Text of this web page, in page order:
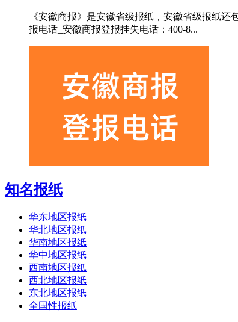
《安徽商报》是安徽省级报纸，安徽省级报纸
报电话_安徽商报登报挂失电话：400-8...
知名报纸
华东地区报纸
华北地区报纸
华南地区报纸
华中地区报纸
西南地区报纸
西北地区报纸
东北地区报纸
全国性报纸